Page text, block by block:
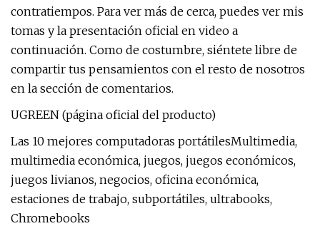
contratiempos. Para ver más de cerca, puedes ver mis
tomas y la presentación oficial en video a
continuación. Como de costumbre, siéntete libre de
compartir tus pensamientos con el resto de nosotros
en la sección de comentarios.
UGREEN (página oficial del producto)
Las 10 mejores computadoras portátilesMultimedia,
multimedia económica, juegos, juegos económicos,
juegos livianos, negocios, oficina económica,
estaciones de trabajo, subportátiles, ultrabooks,
Chromebooks